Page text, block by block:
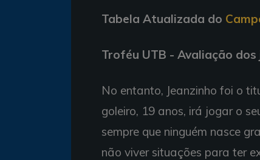
Tabela Atualizada do
Troféu UTB - Avaliação
No entanto, Jeanzinho foi o
goleiro, 19 anos, irá jogar o
sempre que ninguém nasce
não viver situações para ter